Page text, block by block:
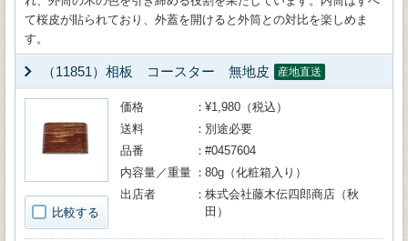
て桜皮が貼られており、外蓋を開けると外筒との対比を楽しめま
す。
（11851）相板 コースター 無地皮 産地直送
比較する
価格
¥1,980（税込）
送料
別途必要
品番
#0457604
内容量／重量
80g（化粧箱入り）
出店者
株式会社藤木伝四郎商店（秋
田）